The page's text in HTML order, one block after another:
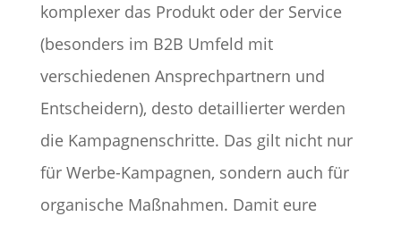
komplexer das Produkt oder der Service
(besonders im B2B Umfeld mit
verschiedenen Ansprechpartnern und
Entscheidern), desto detaillierter werden
die Kampagnenschritte. Das gilt nicht nur
für Werbe-Kampagnen, sondern auch für
organische Maßnahmen. Damit eure